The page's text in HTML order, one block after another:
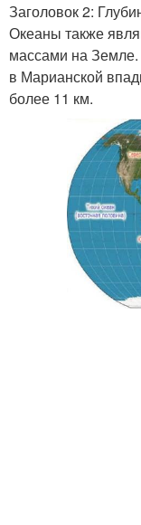
Заголовок 2:
Океаны также
массами на Земле.
в Марианской
более 11 км.